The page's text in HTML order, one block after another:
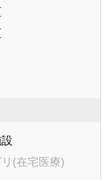
大阪府
和歌山県
宮崎県
(在宅医療)